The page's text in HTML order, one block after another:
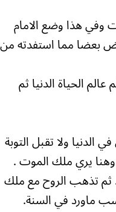
وفي هذا وضع الامام
بعضا مما استفدته من
الحياة الدنيا ثم
ولا تقبل التوبة
وهنا يري ملك الموت .
ثم تذهب الروح مع ملك
ماورد في السنة.